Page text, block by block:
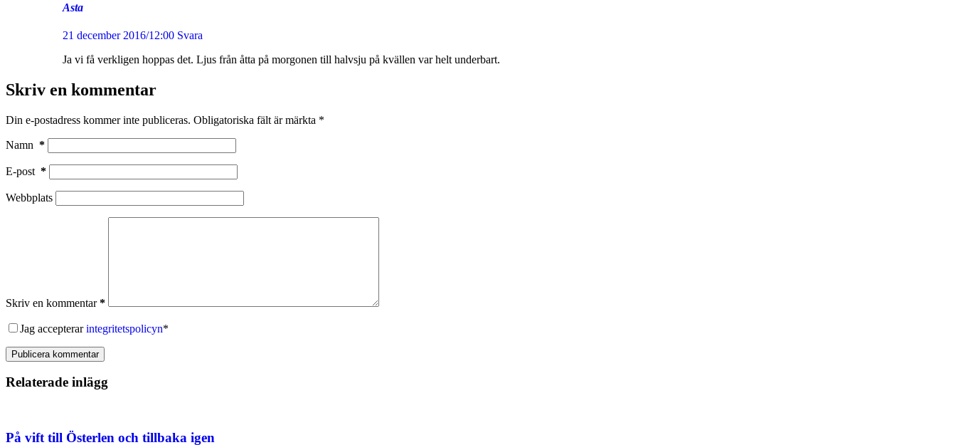
Asta
21 december 2016/12:00 Svara
Ja vi få verkligen hoppas det. Ljus från åtta på morgonen till halvsju på kvällen var helt underbart.
Skriv en kommentar
Din e-postadress kommer inte publiceras. Obligatoriska fält är märkta *
Namn *
E-post *
Webbplats
Skriv en kommentar*
Jag accepterarintegritetspolicyn*
Publicera kommentar
Relaterade inlägg
På vift till Österlen och tillbaka igen